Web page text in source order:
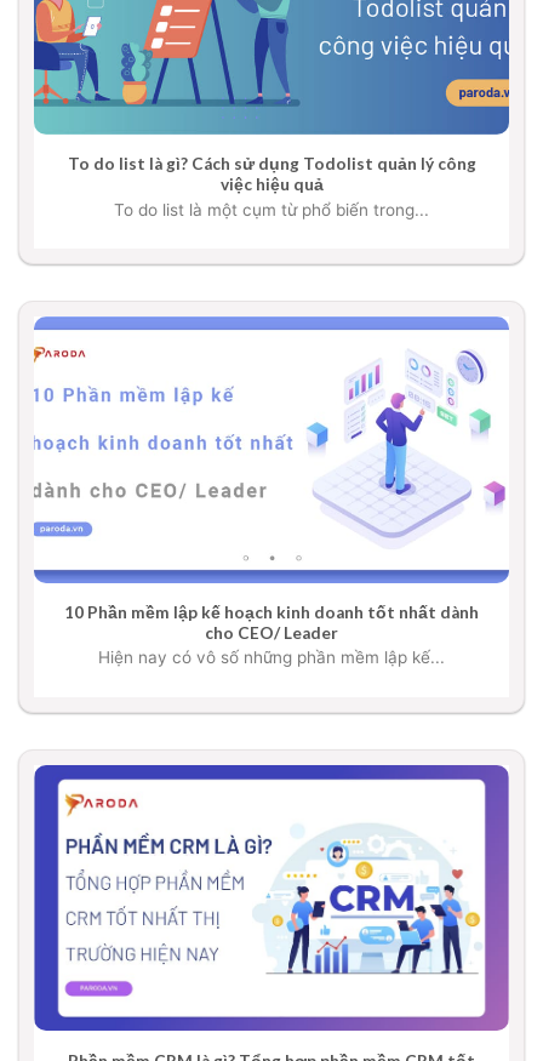
To do list là gì? Cách sử dụng Todolist quản lý công
việc hiệu quả
To do list là một cụm từ phổ biến trong...
10 Phần mềm lập kế hoạch kinh doanh tốt nhất dành
cho CEO/ Leader
Hiện nay có vô số những phần mềm lập kế...